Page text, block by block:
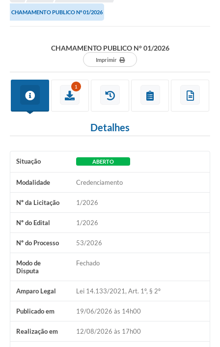
CHAMAMENTO PUBLICO N° 01/2026
CHAMAMENTO PUBLICO N° 01/2026
Imprimir
1
Detalhes
Situação ABERTO
Modalidade Credenciamento
Nº da Licitação 1/2026
Nº do Edital 1/2026
Nº do Processo 53/2026
Modo de
Disputa
Fechado
Amparo Legal Lei 14.133/2021, Art. 1º, § 2º
Publicado em 19/06/2026 às 14h00
Realização em 12/08/2026 às 17h00